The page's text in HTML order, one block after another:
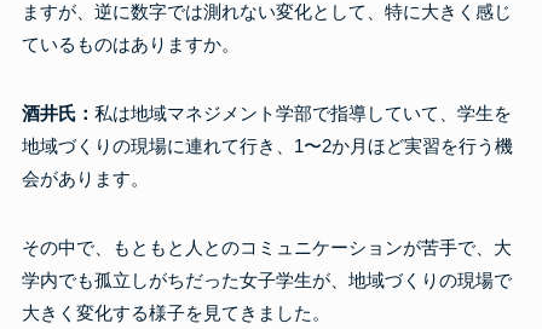
ますが、逆に数字では測れない変化として、特に大きく感じ
ているものはありますか。
酒井氏： 私は地域マネジメント学部で指導していて、学生を
地域づくりの現場に連れて行き、1〜2か月ほど実習を行う機
会があります。
その中で、もともと人とのコミュニケーションが苦手で、大
学内でも孤立しがちだった女子学生が、地域づくりの現場で
大きく変化する様子を見てきました。